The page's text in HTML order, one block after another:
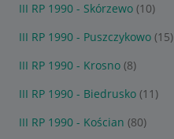
III RP 1990 - Skórzewo (10)
III RP 1990 - Puszczykowo (15)
III RP 1990 - Krosno (8)
III RP 1990 - Biedrusko (11)
III RP 1990 - Kościan (80)